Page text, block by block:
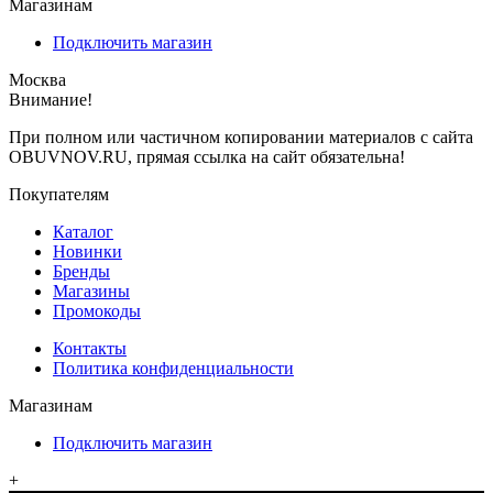
Магазинам
Подключить магазин
Москва
Внимание!
При полном или частичном копировании материалов с сайта
OBUVNOV.RU, прямая ссылка на сайт обязательна!
Покупателям
Каталог
Новинки
Бренды
Магазины
Промокоды
Контакты
Политика конфиденциальности
Магазинам
Подключить магазин
+